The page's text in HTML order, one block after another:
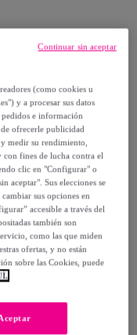
GO00068-
Hombre
(como cookies u
y a procesar sus datos
pedidos e información
ofrecerle publicidad
medir su rendimiento,
con fines de lucha contra el
clic en "Configurar" o
aceptar". Sus elecciones se
sus opciones en
accesible a través del
también son
como las que miden
ofertas, y no están
sobre las Cookies, puede
Continuar sin aceptar